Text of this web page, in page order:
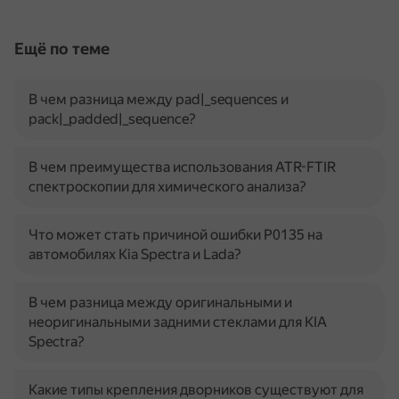
Ещё по теме
В чем разница между pad|_sequences и
pack|_padded|_sequence?
В чем преимущества использования ATR-FTIR
спектроскопии для химического анализа?
Что может стать причиной ошибки P0135 на
автомобилях Kia Spectra и Lada?
В чем разница между оригинальными и
неоригинальными задними стеклами для KIA
Spectra?
Какие типы крепления дворников существуют для